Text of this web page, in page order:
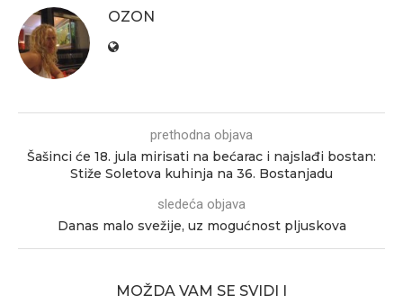
OZON
prethodna objava
Šašinci će 18. jula mirisati na bećarac i najslađi bostan:
Stiže Soletova kuhinja na 36. Bostanjadu
sledeća objava
Danas malo svežije, uz mogućnost pljuskova
MOŽDA VAM SE SVIDI I